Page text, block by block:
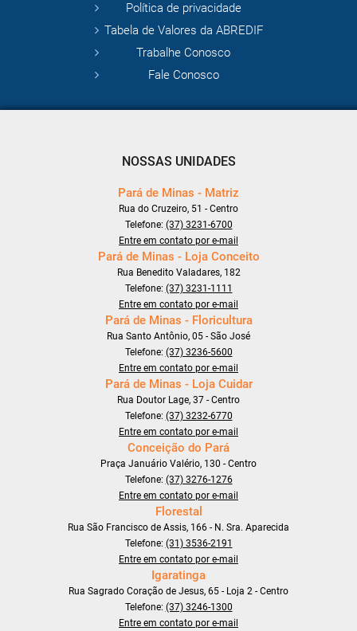
Política de privacidade
Tabela de Valores da ABREDIF
Trabalhe Conosco
Fale Conosco
NOSSAS UNIDADES
Pará de Minas - Matriz
Rua do Cruzeiro, 51 - Centro
Telefone: (37) 3231-6700
Entre em contato por e-mail
Pará de Minas - Loja Conceito
Rua Benedito Valadares, 182
Telefone: (37) 3231-1111
Entre em contato por e-mail
Pará de Minas - Floricultura
Rua Santo Antônio, 05 - São José
Telefone: (37) 3236-5600
Entre em contato por e-mail
Pará de Minas - Loja Cuidar
Rua Doutor Lage, 37 - Centro
Telefone: (37) 3232-6770
Entre em contato por e-mail
Conceição do Pará
Praça Januário Valério, 130 - Centro
Telefone: (37) 3276-1276
Entre em contato por e-mail
Florestal
Rua São Francisco de Assis, 166 - N. Sra. Aparecida
Telefone: (31) 3536-2191
Entre em contato por e-mail
Igaratinga
Rua Sagrado Coração de Jesus, 65 - Loja 2 - Centro
Telefone: (37) 3246-1300
Entre em contato por e-mail